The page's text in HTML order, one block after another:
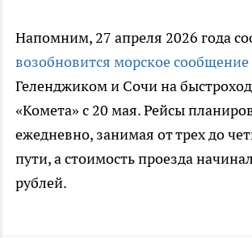
Напомним, 27 апреля 2026 года
возобновится морское сообщение
Геленджиком и Сочи на
«Комета» с 20 мая. Рейсы
ежедневно, занимая от трех до
пути, а стоимость проезда
рублей.